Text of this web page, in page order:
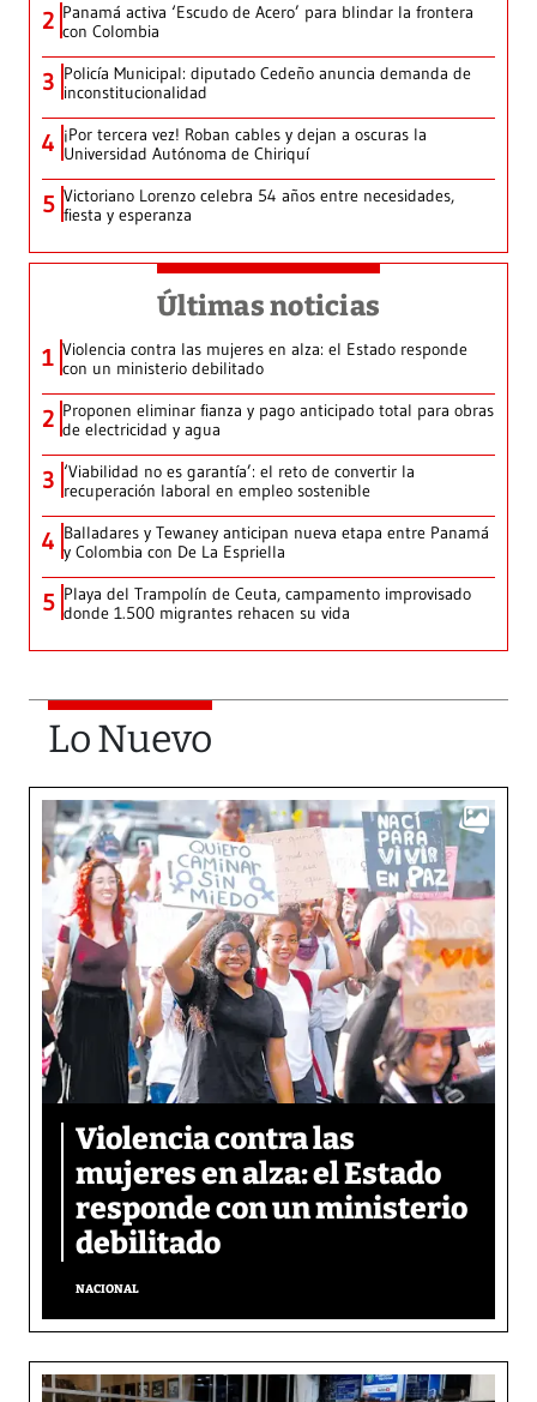
2 Panamá activa ‘Escudo de Acero’ para blindar la frontera
con Colombia
3 Policía Municipal: diputado Cedeño anuncia demanda de
inconstitucionalidad
4 ¡Por tercera vez! Roban cables y dejan a oscuras la
Universidad Autónoma de Chiriquí
5 Victoriano Lorenzo celebra 54 años entre necesidades,
fiesta y esperanza
Últimas noticias
1 Violencia contra las mujeres en alza: el Estado responde
con un ministerio debilitado
2 Proponen eliminar fianza y pago anticipado total para obras
de electricidad y agua
3 ‘Viabilidad no es garantía’: el reto de convertir la
recuperación laboral en empleo sostenible
4 Balladares y Tewaney anticipan nueva etapa entre Panamá
y Colombia con De La Espriella
5 Playa del Trampolín de Ceuta, campamento improvisado
donde 1.500 migrantes rehacen su vida
Lo Nuevo
Violencia contra las
mujeres en alza: el Estado
responde con un ministerio
debilitado
NACIONAL